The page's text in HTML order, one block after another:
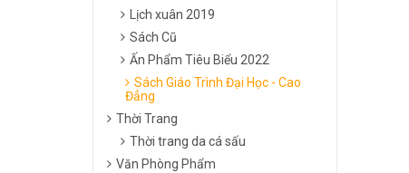
Lịch xuân 2019
Sách Cũ
Ấn Phẩm Tiêu Biểu 2022
Sách Giáo Trình Đại Học - Cao
Đẳng
Thời Trang
Thời trang da cá sấu
Văn Phòng Phẩm